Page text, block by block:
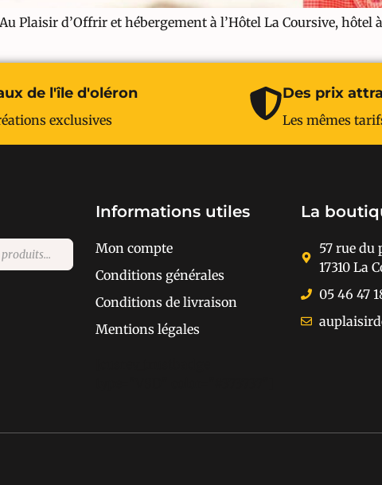
Plaisir d’Offrir et hébergement à l’Hôtel La Coursive, hôtel
de l'île d'oléron
exclusives
Des prix
Les mêmes
Informations utiles
Mon compte
Conditions générales
Conditions de livraison
Mentions légales
La
57 rue du
17310 La
05 46 47